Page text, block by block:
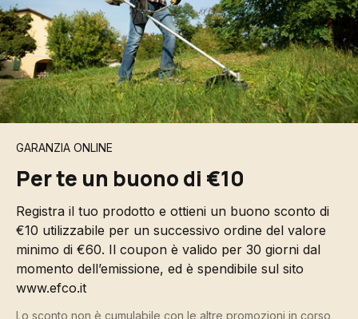
GARANZIA ONLINE
Per te un buono di €10
Registra il tuo prodotto e ottieni un buono sconto di
€10 utilizzabile per un successivo ordine del valore
minimo di €60. Il coupon è valido per 30 giorni dal
momento dell’emissione, ed è spendibile sul sito
www.efco.it
Lo sconto non è cumulabile con le altre promozioni in corso,